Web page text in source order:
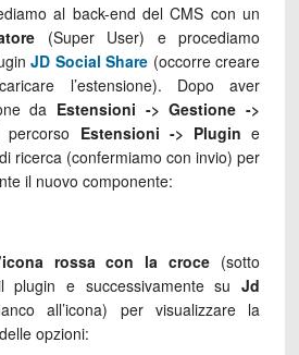
al back-end del CMS con un
(Super User) e procediamo
JD Social Share (occorre creare
l’estensione). Dopo aver
da Estensioni -> Gestione ->
Estensioni -> Plugin e
ricerca (confermiamo con invio) per
il nuovo componente:
rossa con la croce (sotto
e successivamente su Jd
all’icona) per visualizzare la
opzioni: